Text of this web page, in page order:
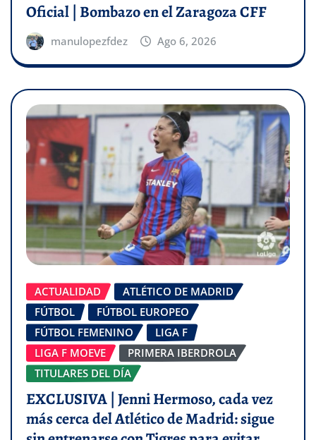
Oficial | Bombazo en el Zaragoza CFF
manulopezfdez Ago 6, 2026
ACTUALIDAD
ATLÉTICO DE MADRID
FÚTBOL
FÚTBOL EUROPEO
FÚTBOL FEMENINO
LIGA F
LIGA F MOEVE
PRIMERA IBERDROLA
TITULARES DEL DÍA
EXCLUSIVA | Jenni Hermoso, cada vez
más cerca del Atlético de Madrid: sigue